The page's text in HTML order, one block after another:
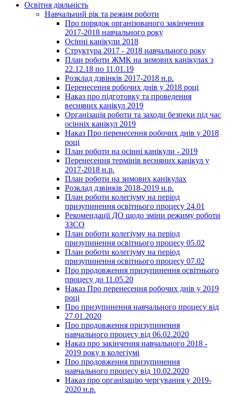
Освітня діяльність
Навчальний рік та режим роботи
Про порядок організованого закінчення
2017-2018 навчального року
Осінні канікули 2018
Структура 2017 - 2018 навчального року
План роботи ЖМК на зимових канікулах з
22.12.18 по 11.01.19
Розклад дзвінків 2017-2018 н.р.
Перенесення робочих днів у 2018 році
Наказ про підготовку та проведення
весняних канікул 2019
Організація роботи та заходи безпеки під час
осінніх канікул 2019
Наказ Про перенесення робочих днів у 2018
році
План роботи на осінні канікули - 2019
Перенесення термінів весняних канікул у
2017-2018 н.р.
План роботи на зимових канікулах
Розклад дзвінків 2018-2019 н.р.
План роботи колегіуму на період
призупинення освітнього процесу 24.01
Рекомендації ДО щодо зміни режиму роботи
ЗЗСО
План роботи колегіуму на період
призупинення освітнього процесу 05.02
План роботи колегіуму на період
призупинення освітнього процесу 07.02
Про продовження призупинення освітнього
процесу до 11.05.20
Наказ Про перенесення робочих днів у 2019
році
Про призупинення навчального процесу від
27.01.2020
Про продовження призупинення
навчального процесу від 06.02.2020
Наказ про закінчення навчального 2018 -
2019 року в колегіумі
Про продовження призупинення
навчального процесу від 10.02.2020
Наказ про організацію чергування у 2019-
2020 н.р.